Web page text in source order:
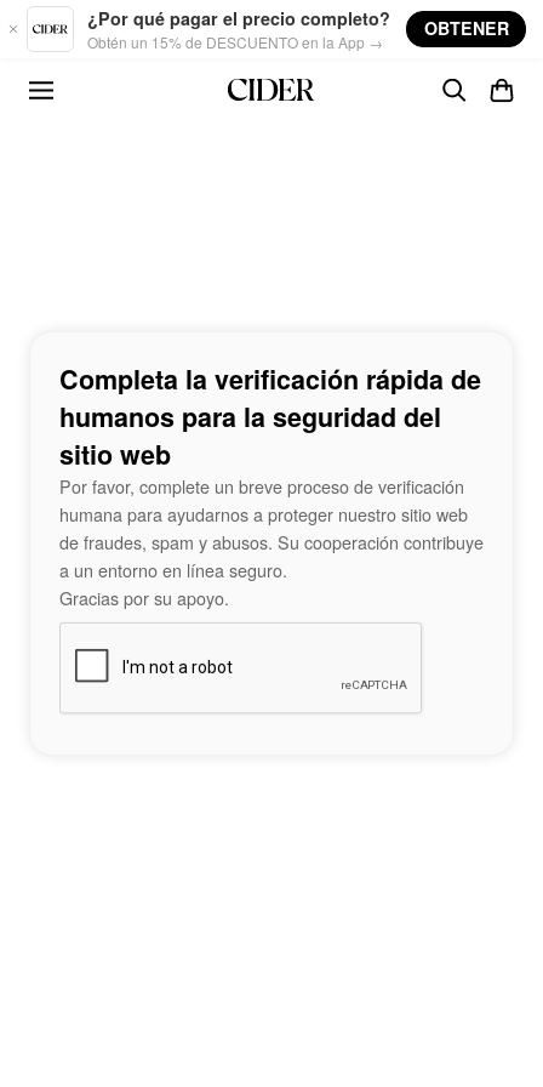
Skip to main content
¿Por qué pagar el precio completo?
Obtén un 15% de DESCUENTO en la App →
OBTENER
Completa la verificación rápida de
humanos para la seguridad del
sitio web
Por favor, complete un breve proceso de verificación
humana para ayudarnos a proteger nuestro sitio web
de fraudes, spam y abusos. Su cooperación contribuye
a un entorno en línea seguro.
Gracias por su apoyo.